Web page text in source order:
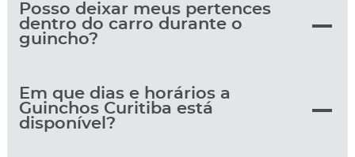
Posso deixar meus pertences
dentro do carro durante o
guincho?
Em que dias e horários a
Guinchos Curitiba está
disponível?